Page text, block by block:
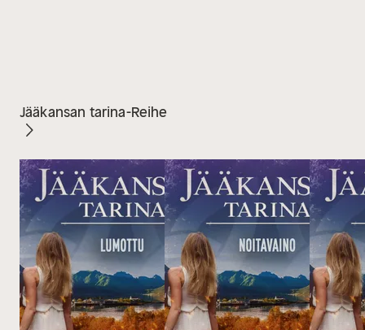
Jääkansan tarina-Reihe